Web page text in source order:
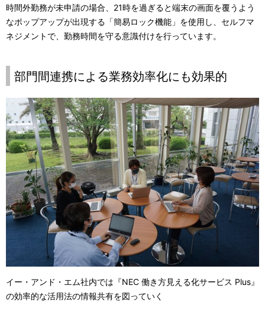
時間外勤務が未申請の場合、21時を過ぎると端末の画面を覆うよう
なポップアップが出現する「簡易ロック機能」を使用し、セルフマ
ネジメントで、勤務時間を守る意識付けを行っています。
部門間連携による業務効率化にも効果的
イー・アンド・エム社内では『NEC 働き方見える化サービス Plus』
の効率的な活用法の情報共有を図っていく